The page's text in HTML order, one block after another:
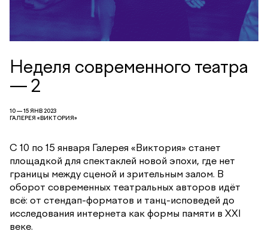
Неделя современного театра
— 2
10 — 15 ЯНВ 2023
ГАЛЕРЕЯ «ВИКТОРИЯ»
С 10 по 15 января Галерея «Виктория» станет
площадкой для спектаклей новой эпохи, где нет
границы между сценой и зрительным залом. В
оборот современных театральных авторов идёт
всё: от стендап-форматов и танц-исповедей до
исследования интернета как формы памяти в XXI
веке.